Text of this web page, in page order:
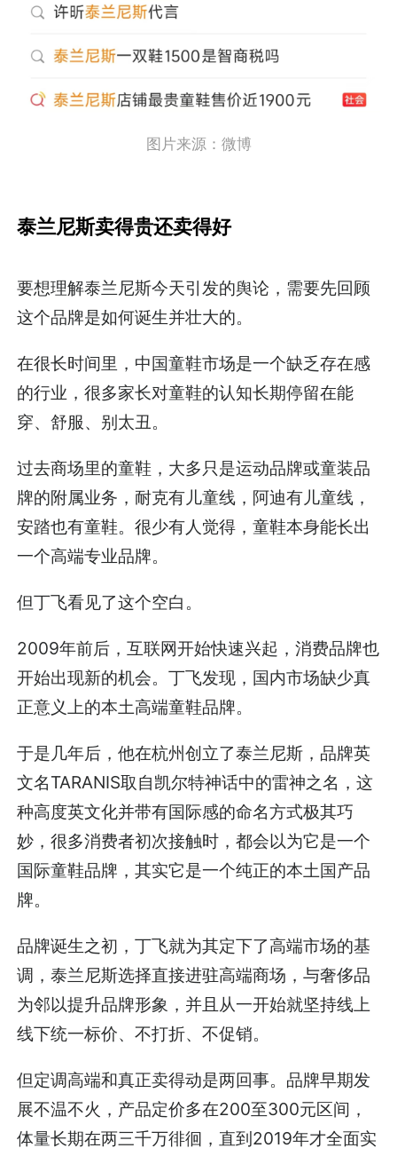
图片来源：微博
泰兰尼斯卖得贵还卖得好
要想理解泰兰尼斯今天引发的舆论，需要先回顾
这个品牌是如何诞生并壮大的。
在很长时间里，中国童鞋市场是一个缺乏存在感
的行业，很多家长对童鞋的认知长期停留在能
穿、舒服、别太丑。
过去商场里的童鞋，大多只是运动品牌或童装品
牌的附属业务，耐克有儿童线，阿迪有儿童线，
安踏也有童鞋。很少有人觉得，童鞋本身能长出
一个高端专业品牌。
但丁飞看见了这个空白。
2009年前后，互联网开始快速兴起，消费品牌也
开始出现新的机会。丁飞发现，国内市场缺少真
正意义上的本土高端童鞋品牌。
于是几年后，他在杭州创立了泰兰尼斯，品牌英
文名TARANIS取自凯尔特神话中的雷神之名，这
种高度英文化并带有国际感的命名方式极其巧
妙，很多消费者初次接触时，都会以为它是一个
国际童鞋品牌，其实它是一个纯正的本土国产品
牌。
品牌诞生之初，丁飞就为其定下了高端市场的基
调，泰兰尼斯选择直接进驻高端商场，与奢侈品
为邻以提升品牌形象，并且从一开始就坚持线上
线下统一标价、不打折、不促销。
但定调高端和真正卖得动是两回事。品牌早期发
展不温不火，产品定价多在200至300元区间，
体量长期在两三千万徘徊，直到2019年才全面实